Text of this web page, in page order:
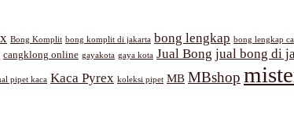
Bong Komplit bong komplit di jakarta bong lengkap bong lengkap
cangklong online gayakota gaya kota Jual Bong jual bong di
pipet kaca Kaca Pyrex koleksi pipet MB MBshop